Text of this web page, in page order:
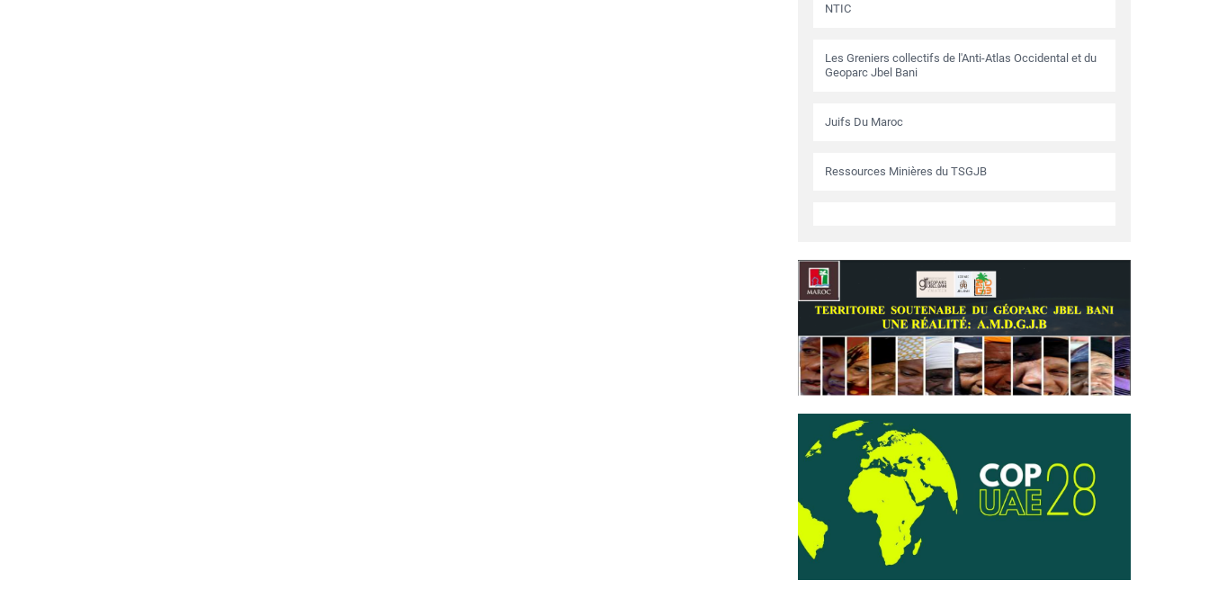
NTIC
Les Greniers collectifs de l'Anti-Atlas Occidental et du
Geoparc Jbel Bani
Juifs Du Maroc
Ressources Minières du TSGJB